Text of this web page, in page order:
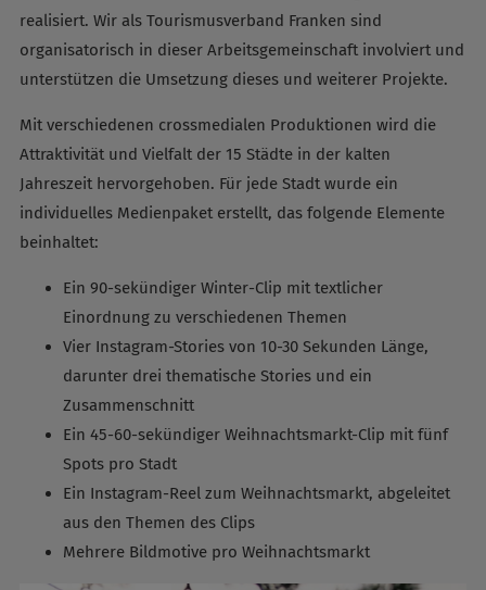
realisiert. Wir als Tourismusverband Franken sind
organisatorisch in dieser Arbeitsgemeinschaft involviert und
unterstützen die Umsetzung dieses und weiterer Projekte.
Mit verschiedenen crossmedialen Produktionen wird die
Attraktivität und Vielfalt der 15 Städte in der kalten
Jahreszeit hervorgehoben. Für jede Stadt wurde ein
individuelles Medienpaket erstellt, das folgende Elemente
beinhaltet:
Ein 90-sekündiger Winter-Clip mit textlicher
Einordnung zu verschiedenen Themen
Vier Instagram-Stories von 10-30 Sekunden Länge,
darunter drei thematische Stories und ein
Zusammenschnitt
Ein 45-60-sekündiger Weihnachtsmarkt-Clip mit fünf
Spots pro Stadt
Ein Instagram-Reel zum Weihnachtsmarkt, abgeleitet
aus den Themen des Clips
Mehrere Bildmotive pro Weihnachtsmarkt